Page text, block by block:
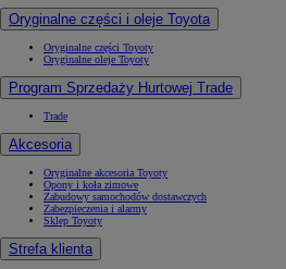
Oryginalne części i oleje Toyota
Oryginalne części Toyoty
Oryginalne oleje Toyoty
Program Sprzedaży Hurtowej Trade
Trade
Akcesoria
Oryginalne akcesoria Toyoty
Opony i koła zimowe
Zabudowy samochodów dostawczych
Zabezpieczenia i alarmy
Sklep Toyoty
Strefa klienta